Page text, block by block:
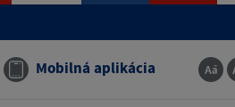
Mobilná aplikácia